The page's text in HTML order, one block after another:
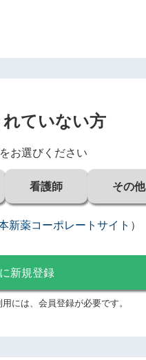
ていない方
お選びください
看護師 その他
新薬コーポレートサイト ）
新規登録
用には、会員登録が必要です。